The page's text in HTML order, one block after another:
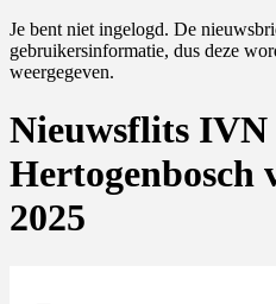
Je bent niet ingelogd. De
gebruikersinformatie, dus deze
weergegeven.
Nieuwsflits IVN
Hertogenbosch
2025